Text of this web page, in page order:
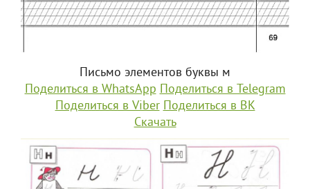
Письмо элементов буквы м
Поделиться в WhatsApp Поделиться в Telegram
Поделиться в Viber Поделиться в ВК
Скачать